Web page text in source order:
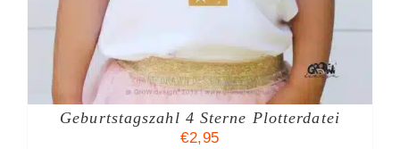
Geburtstagszahl 4 Sterne Plotterdatei
€2,95